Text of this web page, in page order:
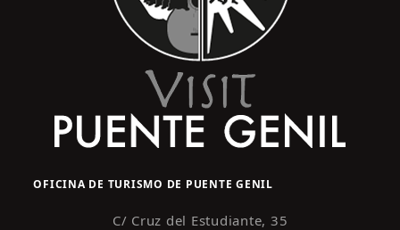
OFICINA DE TURISMO DE PUENTE GENIL
C/ Cruz del Estudiante, 35